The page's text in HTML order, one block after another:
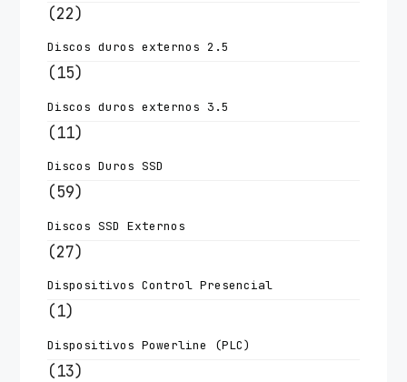
(22)
Discos duros externos 2.5
(15)
Discos duros externos 3.5
(11)
Discos Duros SSD
(59)
Discos SSD Externos
(27)
Dispositivos Control Presencial
(1)
Dispositivos Powerline (PLC)
(13)